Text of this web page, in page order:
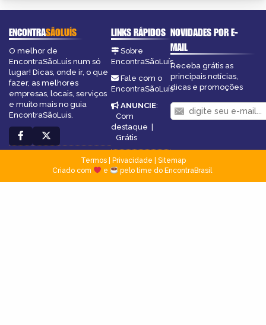
ENCONTRASÃOLUÍS
O melhor de
EncontraSãoLuis num só
lugar! Dicas, onde ir, o que
fazer, as melhores
empresas, locais, serviços
e muito mais no guia
EncontraSãoLuis.
LINKS RÁPIDOS
Sobre
EncontraSãoLuís
Fale com o
EncontraSãoLuís
ANUNCIE:
Com
destaque |
Grátis
NOVIDADES POR E-
MAIL
Receba grátis as
principais notícias,
dicas e promoções
Termos| Privacidade
Sitemap
Criado com
e pelo time do EncontraBrasil